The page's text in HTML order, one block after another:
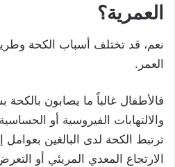
العمرية؟
نعم، قد تختلف أسباب الكحة
العمر.
فالأطفال غالباً ما يصابون بالكحة
والالتهابات الفيروسية أو
ترتبط الكحة لدى البالغين بعوامل
الارتجاع المعدي المريئي أو